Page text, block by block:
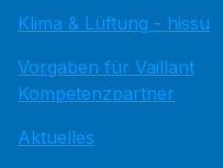
Klima & Lüftung - hissu
Vorgaben für Vaillant
Kompetenzpartner
Aktuelles